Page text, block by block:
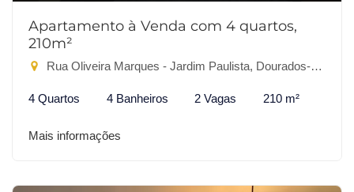
Apartamento à Venda com 4 quartos,
210m²
Rua Oliveira Marques - Jardim Paulista, Dourados-MS
4 Quartos 4 Banheiros 2 Vagas 210 m²
Mais informações